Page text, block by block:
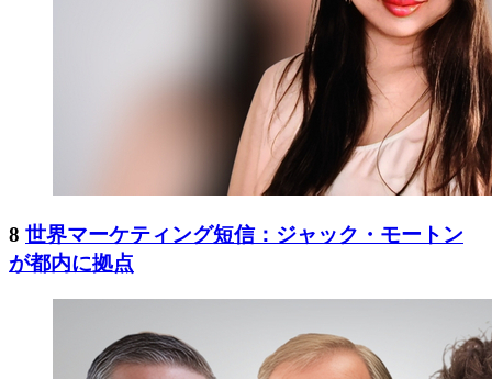
8 世界マーケティング短信：ジャック・モートン
が都内に拠点